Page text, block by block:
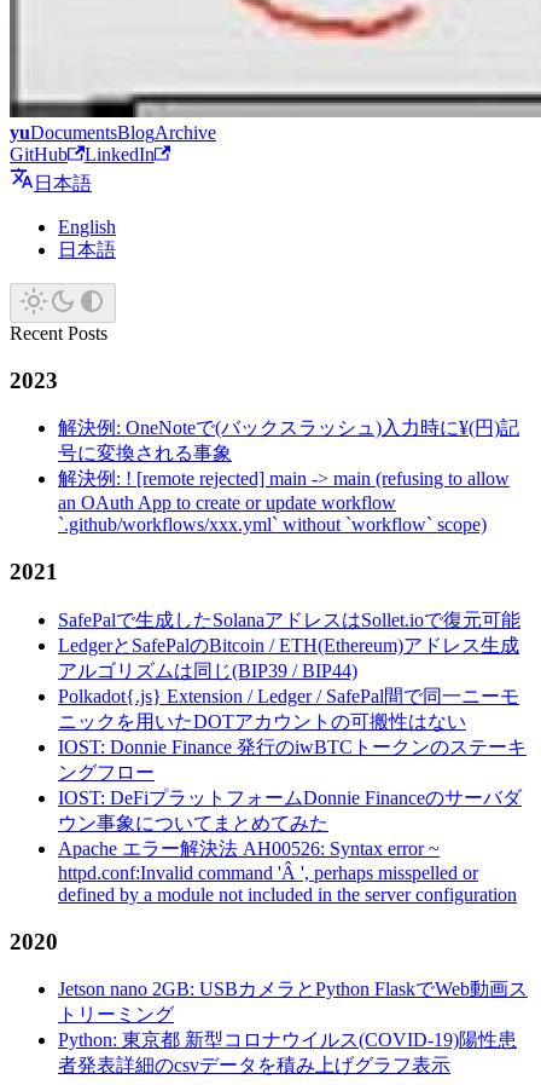
yuDocumentsBlogArchive
GitHub
LinkedIn
日本語
English
日本語
Recent Posts
2023
解決例: OneNoteで(バックスラッシュ)入力時に¥(円)記
号に変換される事象
解決例: ! [remote rejected] main -> main (refusing to allow
an OAuth App to create or update workflow
`.github/workflows/xxx.yml` without `workflow` scope)
2021
SafePalで生成したSolanaアドレスはSollet.ioで復元可能
LedgerとSafePalのBitcoin / ETH(Ethereum)アドレス生成
アルゴリズムは同じ(BIP39 / BIP44)
Polkadot{.js} Extension / Ledger / SafePal間で同一ニーモ
ニックを用いたDOTアカウントの可搬性はない
IOST: Donnie Finance 発行のiwBTCトークンのステーキ
ングフロー
IOST: DeFiプラットフォームDonnie Financeのサーバダ
ウン事象についてまとめてみた
Apache エラー解決法 AH00526: Syntax error ~
httpd.conf:Invalid command 'Â ', perhaps misspelled or
defined by a module not included in the server configuration
2020
Jetson nano 2GB: USBカメラとPython FlaskでWeb動画ス
トリーミング
Python: 東京都 新型コロナウイルス(COVID-19)陽性患
者発表詳細のcsvデータを積み上げグラフ表示